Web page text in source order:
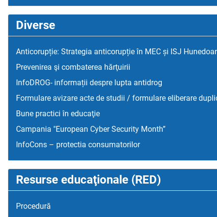
Diverse
Anticorupție: Strategia anticorupție în MEC și ISJ
Prevenirea şi combaterea hărţuirii
InfoDROG- informații despre lupta antidrog
Formulare avizare acte de studii / formulare eliberare
Bune practici în educaţie
Campania "European Cyber Security Month”
InfoCons – protectia consumatorilor
Resurse educaţionale (RED)
Procedură